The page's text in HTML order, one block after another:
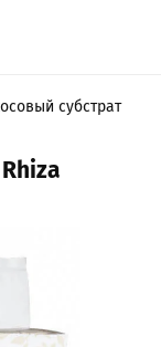
субстрат